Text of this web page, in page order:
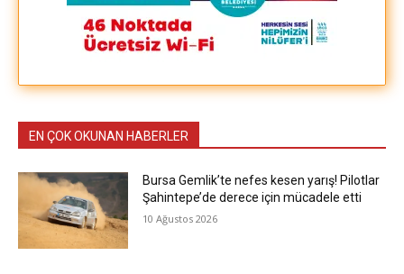
EN ÇOK OKUNAN HABERLER
Bursa Gemlik’te nefes kesen yarış! Pilotlar
Şahintepe’de derece için mücadele etti
10 Ağustos 2026